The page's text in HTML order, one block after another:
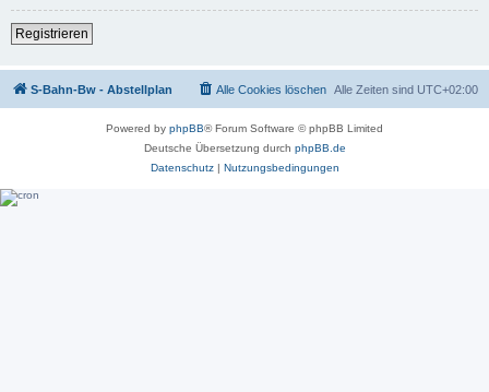
Registrieren
S-Bahn-Bw - Abstellplan Alle Zeiten sind UTC+02:00
Alle Cookies löschen
Powered by phpBB® Forum Software © phpBB Limited
Deutsche Übersetzung durch phpBB.de
Datenschutz| Nutzungsbedingungen